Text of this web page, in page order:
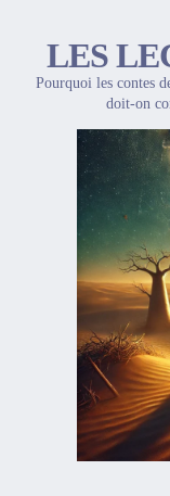
LES
Pourquoi les contes
doit-on